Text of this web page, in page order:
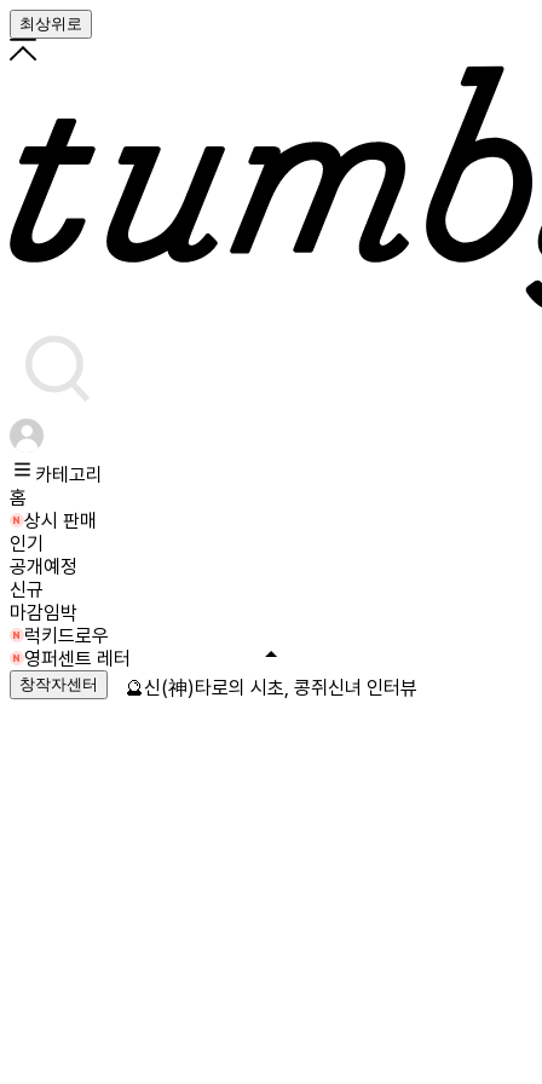
최상위로
카테고리
홈
상시 판매
인기
공개예정
신규
마감임박
럭키드로우
영퍼센트 레터
창작자센터 🔮신(神)타로의 시초, 콩쥐신녀 인터뷰